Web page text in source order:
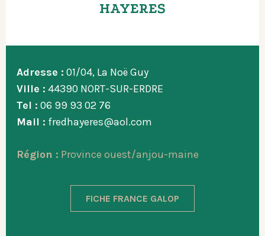
HAYERES
Adresse : 01/04, La Noë Guy
Ville : 44390 NORT-SUR-ERDRE
Tel : 06 99 93 02 76
Mail : fredhayeres@aol.com
Région : Province ouest/anjou-maine
FICHE FRANCE GALOP